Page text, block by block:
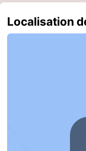
de
-
Localisation